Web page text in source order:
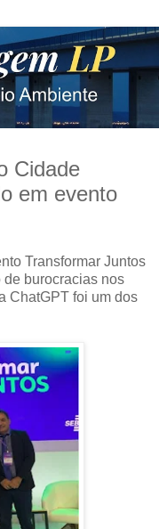
Cidade
em evento
Transformar Juntos
burocracias nos
ChatGPT foi um dos